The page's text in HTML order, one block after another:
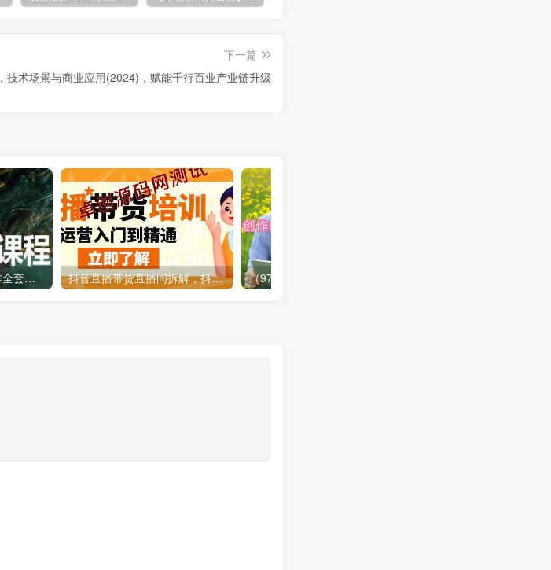
下一篇
技术场景与商业应用(2024)，赋能千行百业产业链升级
AI电影创作+AI影视创作全套课程：ChatGPT分镜/Midjourney概念图/Runway动态镜头/Topaz画质提升 抖音直播带货直播间拆解，抖运营从入门到精通，普通人谋生最有效技能